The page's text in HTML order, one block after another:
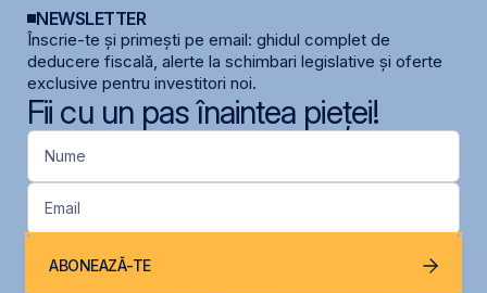
NEWSLETTER
Înscrie-te și primești pe email: ghidul complet de
deducere fiscală, alerte la schimbari legislative și oferte
exclusive pentru investitori noi.
Fii cu un pas înaintea pieței!
Nume
Email
ABONEAZĂ-TE